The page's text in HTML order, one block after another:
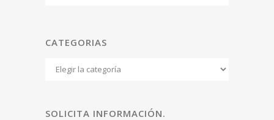
CATEGORIAS
Categorias
SOLICITA INFORMACIÓN.